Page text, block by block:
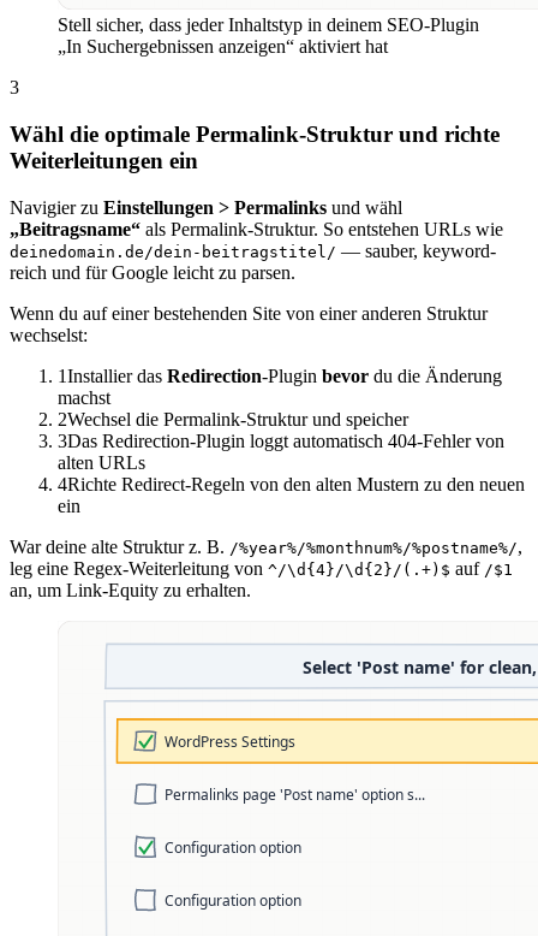
Stell sicher, dass jeder Inhaltstyp in deinem SEO-Plugin
„In Suchergebnissen anzeigen“ aktiviert hat
3
Wähl die optimale Permalink-Struktur und richte
Weiterleitungen ein
Navigier zu Einstellungen > Permalinks und wähl
„Beitragsname“ als Permalink-Struktur. So entstehen URLs wie
deinedomain.de/dein-beitragstitel/ — sauber, keyword-
reich und für Google leicht zu parsen.
Wenn du auf einer bestehenden Site von einer anderen Struktur
wechselst:
1Installier das Redirection-Plugin bevor du die Änderung
machst
2Wechsel die Permalink-Struktur und speicher
3Das Redirection-Plugin loggt automatisch 404-Fehler von
alten URLs
4Richte Redirect-Regeln von den alten Mustern zu den neuen
ein
War deine alte Struktur z. B. /%year%/%monthnum%/%postname%/,
leg eine Regex-Weiterleitung von ^/\d{4}/\d{2}/(.+)$ auf /$1
an, um Link-Equity zu erhalten.